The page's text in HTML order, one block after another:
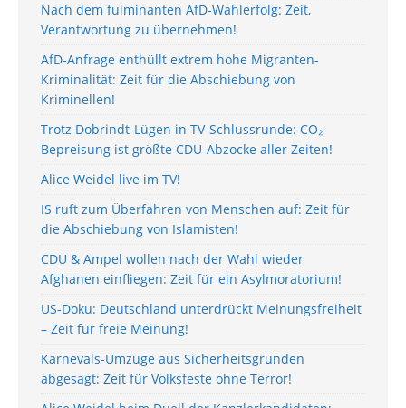
Nach dem fulminanten AfD-Wahlerfolg: Zeit,
Verantwortung zu übernehmen!
AfD-Anfrage enthüllt extrem hohe Migranten-
Kriminalität: Zeit für die Abschiebung von
Kriminellen!
Trotz Dobrindt-Lügen in TV-Schlussrunde: CO₂-
Bepreisung ist größte CDU-Abzocke aller Zeiten!
Alice Weidel live im TV!
IS ruft zum Überfahren von Menschen auf: Zeit für
die Abschiebung von Islamisten!
CDU & Ampel wollen nach der Wahl wieder
Afghanen einfliegen: Zeit für ein Asylmoratorium!
US-Doku: Deutschland unterdrückt Meinungsfreiheit
– Zeit für freie Meinung!
Karnevals-Umzüge aus Sicherheitsgründen
abgesagt: Zeit für Volksfeste ohne Terror!